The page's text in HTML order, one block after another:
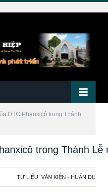
ĐTC Phanxicô trong Thánh
trong Thánh Lễ
TƯ LIỆU VĂN KIỆN - HUẤN DỤ